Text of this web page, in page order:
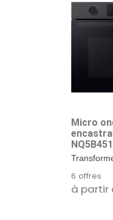
Micro
6 offres
à partir